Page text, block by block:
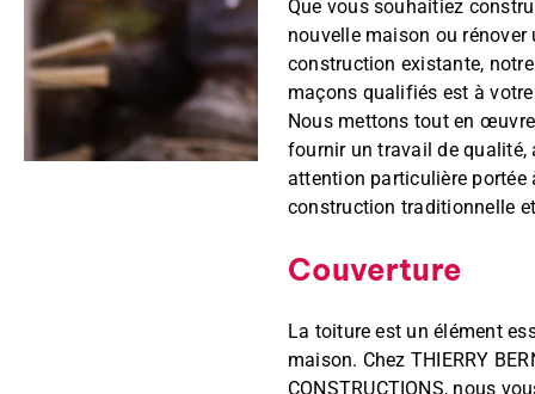
Que vous souhaitiez
nouvelle maison ou rénover
construction existante,
maçons qualifiés est à
Nous mettons tout en
fournir un travail de qualité,
attention particulière portée
construction traditionnelle
Couverture
La toiture est un élément
maison. Chez THIERRY
CONSTRUCTIONS, nous